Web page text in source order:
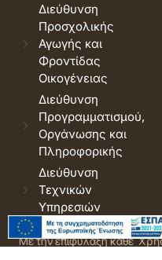
Διεύθυνση
Προσχολικής
Αγωγής και
Φροντίδας
Οικογένειας
Διεύθυνση
Προγραμματισμού,
Οργάνωσης και
Πληροφορικής
Διεύθυνση
Τεχνικών
Υπηρεσιών
© 2026 Δήμος Δράμας.
Με την επιφύλαξη κάθε